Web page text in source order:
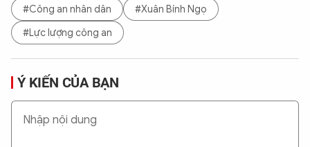
#Công an nhân dân
#Xuân Bính Ngọ
#Lực lượng công an
Ý KIẾN CỦA BẠN